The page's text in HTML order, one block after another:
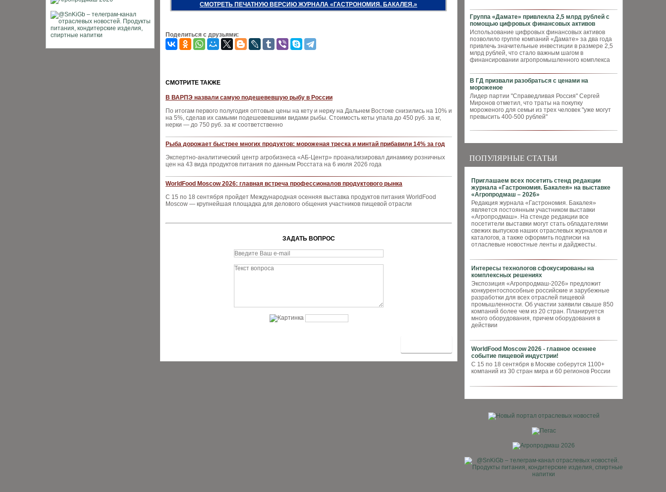
Группа «Дамате» привлекла 2,5 млрд рублей с
помощью цифровых финансовых активов
Использование цифровых финансовых активов
позволило группе компаний «Дамате» за два года
привлечь значительные инвестиции в размере 2,5
млрд рублей, что стало важным шагом в
финансировании агропромышленного комплекса
В ГД призвали разобраться с ценами на
мороженое
Лидер партии "Справедливая Россия" Сергей
Миронов отметил, что траты на покупку
мороженого для семьи из трех человек "уже могут
превысить 400-500 рублей"
ПОПУЛЯРНЫЕ СТАТЬИ
Приглашаем всех посетить стенд редакции
журнала «Гастрономия. Бакалея» на выставке
«Агропродмаш – 2026»
Редакция журнала «Гастрономия. Бакалея»
является постоянным участником выставки
«Агропродмаш». На стенде редакции все
посетители выставки могут стать обладателями
свежих выпусков наших отраслевых журналов и
каталогов, а также оформить подписки на
отласлевые новостные ленты и дайджесты.
Интересы технологов сфокусированы на
комплексных решениях
Экспозиция «Агропродмаш-2026» предложит
конкурентоспособные российские и зарубежные
разработки для всех отраслей пищевой
промышленности. Об участии заявили свыше 850
компаний более чем из 20 стран. Планируется
много оборудования, причем оборудования в
действии
WorldFood Moscow 2026 - главное осеннее
событие пищевой индустрии!
С 15 по 18 сентября в Москве соберутся 1100+
компаний из 30 стран мира и 60 регионов России
СМОТРЕТЬ ПЕЧАТНУЮ ВЕРСИЮ ЖУРНАЛА «ГАСТРОНОМИЯ. БАКАЛЕЯ.»
Поделиться с друзьями:
CМОТРИТЕ ТАКЖЕ
В ВАРПЭ назвали самую подешевевшую рыбу в России
По итогам первого полугодия оптовые цены на кету и нерку на Дальнем Востоке снизились на 10% и
на 5%, сделав их самыми подешевевшими видами рыбы. Стоимость кеты упала до 450 руб. за кг,
нерки — до 750 руб. за кг соответственно
Рыба дорожает быстрее многих продуктов: мороженая треска и минтай прибавили 14% за год
Экспертно-аналитический центр агробизнеса «АБ-Центр» проанализировал динамику розничных
цен на 43 вида продуктов питания по данным Росстата на 6 июля 2026 года
WorldFood Moscow 2026: главная встреча профессионалов продуктового рынка
С 15 по 18 сентября пройдет Международная осенняя выставка продуктов питания WorldFood
Moscow — крупнейшая площадка для делового общения участников пищевой отрасли
ЗАДАТЬ ВОПРОС